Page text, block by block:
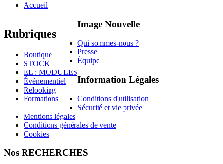
Accueil
Rubriques
Boutique
STOCK
EL : MODULES
Événementiel
Relooking
Formations
Image Nouvelle
Qui sommes-nous ?
Presse
Équipe
Information Légales
Conditions d'utilisation
Sécurité et vie privée
Mentions légales
Conditions générales de vente
Cookies
Nos RECHERCHES